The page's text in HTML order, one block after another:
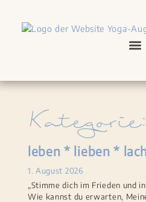
leben * lieben *
1. August 2026
„Stimme dich im Frieden und
Wie kannst du erwarten,